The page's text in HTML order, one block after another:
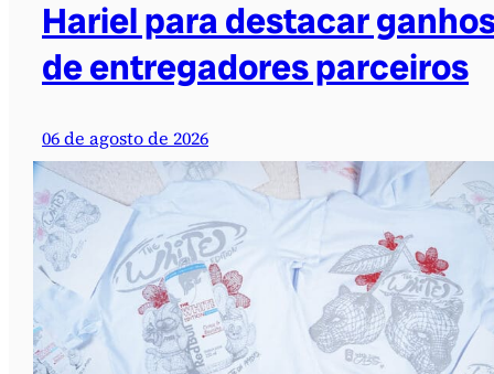
Hariel para destacar
de entregadores parceiros
06 de agosto de 2026